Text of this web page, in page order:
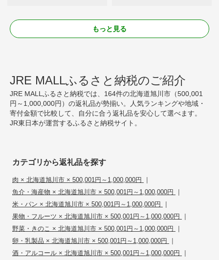
もっと見る
JRE MALLふるさと納税のご紹介
JRE MALLふるさと納税では、164件の北海道旭川市（500,001
円～1,000,000円）の返礼品が勢揃い。人気ランキングや地域・
寄付金額で比較して、自分に合う返礼品を安心して選べます。
JR東日本が運営するふるさと納税サイト。
カテゴリから返礼品を探す
肉 × 北海道旭川市 × 500,001円～1,000,000円 |
魚介・海産物 × 北海道旭川市 × 500,001円～1,000,000円 |
米・パン × 北海道旭川市 × 500,001円～1,000,000円 |
果物・フルーツ × 北海道旭川市 × 500,001円～1,000,000円 |
野菜・きのこ × 北海道旭川市 × 500,001円～1,000,000円 |
卵・乳製品 × 北海道旭川市 × 500,001円～1,000,000円 |
酒・アルコール × 北海道旭川市 × 500,001円～1,000,000円 |